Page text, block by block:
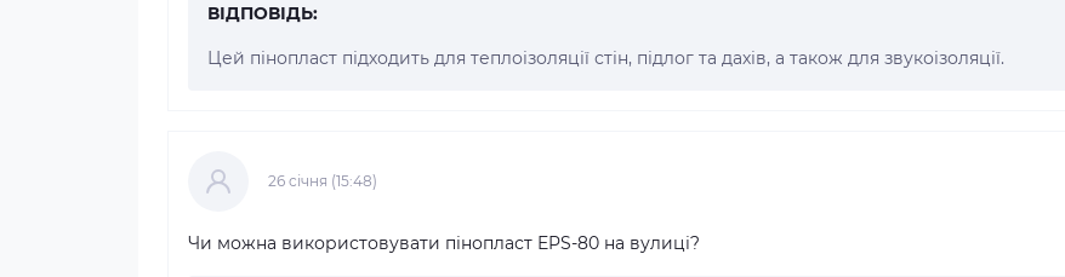
ВІДПОВІДЬ:
Цей пінопласт підходить для теплоізоляції стін, підлог та дахів, а також для звукоізоляції.
26 cічня (15:48)
Чи можна використовувати пінопласт EPS-80 на вулиці?